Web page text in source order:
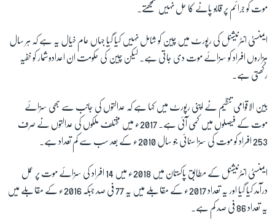
موت کو جرائم پر قابو پانے کا حل نہیں سمجھتے۔
ایمنسٹی انٹرنیشنل کی رپورٹ میں چین کو شامل نہیں کیا گیا جہاں عام خیال یہ ہے کہ ہر سال
ہزاروں افراد کو سزائے موت دی جاتی ہے۔ لیکن چین کی حکومت ان اعدادوشمار کو خفیہ
رکھتی ہے۔
بین الاقوامی تنظیم نے اپنی رپورٹ میں کہا ہے کہ عدالتوں کی جانب سے بھی سزائے
موت کے فیصلوں میں کمی آئی ہے۔ 2017ء میں مختلف ملکوں کی عدالتوں نے صرف
253 افراد کو موت کی سزا سنائی جو سال 2010ء کے بعد سب سے کم تعداد ہے۔
ایمنسٹی انٹرنیشنل کے مطابق پاکستان میں 2018ء میں 14 افراد کی سزائے موت پر عمل
درآمد کیا گیا اور یہ تعداد 2017ء کے مقابلے میں یہ 77 فی صد جبکہ 2016ء کے مقابلے میں
یہ تعداد 86 فی صد کم ہے۔